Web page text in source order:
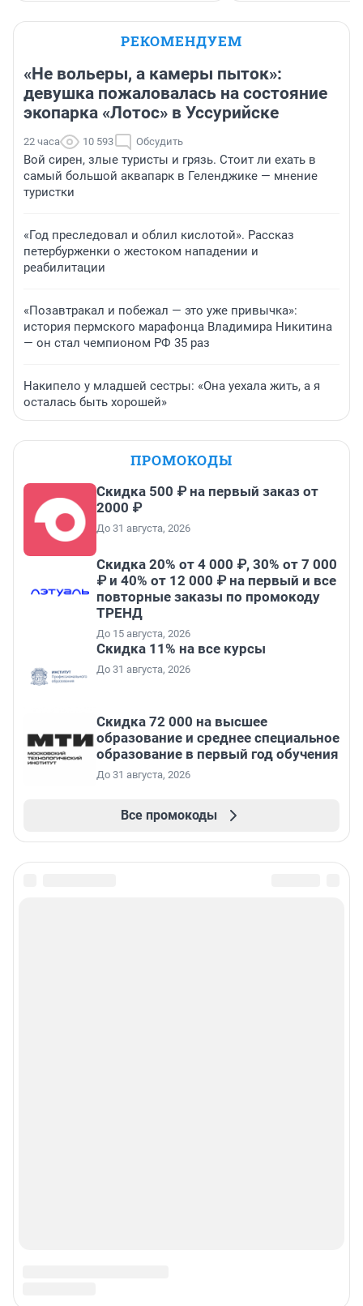
РЕКОМЕНДУЕМ
«Не вольеры, а камеры пыток»:
девушка пожаловалась на состояние
экопарка «Лотос» в Уссурийске
22 часа 10 593 Обсудить
Вой сирен, злые туристы и грязь. Стоит ли ехать в
самый большой аквапарк в Геленджике — мнение
туристки
«Год преследовал и облил кислотой». Рассказ
петербурженки о жестоком нападении и
реабилитации
«Позавтракал и побежал — это уже привычка»:
история пермского марафонца Владимира Никитина
— он стал чемпионом РФ 35 раз
Накипело у младшей сестры: «Она уехала жить, а я
осталась быть хорошей»
ПРОМОКОДЫ
Скидка 500 ₽ на первый заказ от
2000 ₽
До 31 августа, 2026
Скидка 20% от 4 000 ₽, 30% от 7 000
₽ и 40% от 12 000 ₽ на первый и все
повторные заказы по промокоду
ТРЕНД
До 15 августа, 2026
Скидка 11% на все курсы
До 31 августа, 2026
Скидка 72 000 на высшее
образование и среднее специальное
образование в первый год обучения
До 31 августа, 2026
Все промокоды